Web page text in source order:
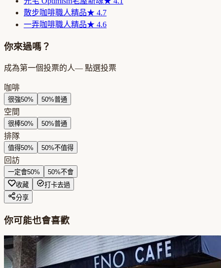
散步咖啡職人精品★ 4.7
一弄咖啡職人精品★ 4.6
你來過嗎？
成為第一個投票的人— 點選投票
咖啡
很強50% 50%普通
空間
很棒50% 50%普通
排隊
值得50% 50%不值得
回訪
一定會50% 50%不會
收藏
打卡去過
分享
你可能也會喜歡